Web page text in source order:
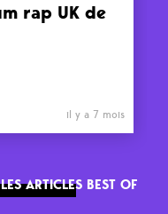
rap UK de
il y a 7 mois
ARTICLES BEST OF